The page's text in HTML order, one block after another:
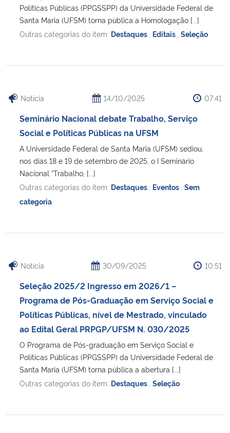
Políticas Públicas (PPGSSPP) da Universidade Federal de
Santa Maria (UFSM) torna pública a Homologação [...]
Outras categorias do item: Destaques Editais Seleção
Notícia 14/10/2025 07:41
Seminário Nacional debate Trabalho, Serviço
Social e Políticas Públicas na UFSM
A Universidade Federal de Santa Maria (UFSM) sediou,
nos dias 18 e 19 de setembro de 2025, o I Seminário
Nacional “Trabalho, [...]
Outras categorias do item: Destaques Eventos Sem
categoria
Notícia 30/09/2025 10:51
Seleção 2025/2 Ingresso em 2026/1 –
Programa de Pós-Graduação em Serviço Social e
Políticas Públicas, nível de Mestrado, vinculado
ao Edital Geral PRPGP/UFSM N. 030/2025
O Programa de Pós-graduação em Serviço Social e
Políticas Públicas (PPGSSPP) da Universidade Federal de
Santa Maria (UFSM) torna pública a abertura [...]
Outras categorias do item: Destaques Seleção